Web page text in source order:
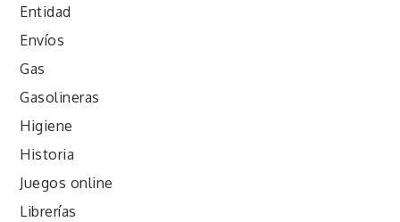
Entidad
Envíos
Gas
Gasolineras
Higiene
Historia
Juegos online
Librerías